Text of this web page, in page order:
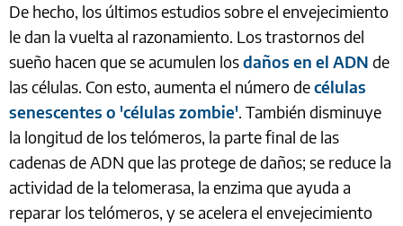
De hecho, los últimos estudios sobre el envejecimiento
le dan la vuelta al razonamiento. Los trastornos del
sueño hacen que se acumulen losdaños en el ADN de
las células. Con esto, aumenta el número decélulas
senescentes o 'células zombie'. También disminuye
la longitud de los telómeros, la parte final de las
cadenas de ADN que las protege de daños; se reduce la
actividad de la telomerasa, la enzima que ayuda a
reparar los telómeros, y se acelera el envejecimiento